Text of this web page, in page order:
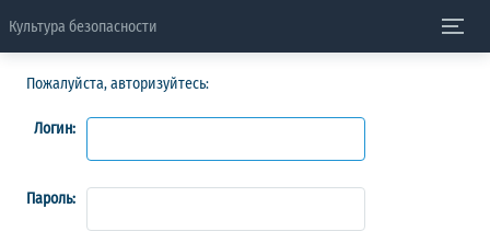
Культура безопасности
Пожалуйста, авторизуйтесь:
Логин:
Пароль: